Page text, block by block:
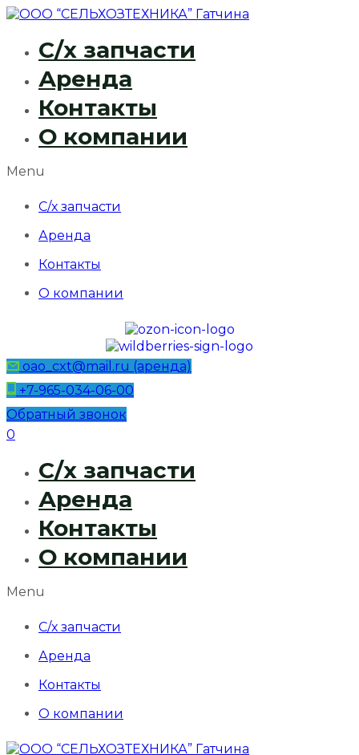
С/х запчасти
Аренда
Контакты
О компании
Menu
С/х запчасти
Аренда
Контакты
О компании
oao_cxt@mail.ru (аренда)
+7-965-034-06-00
Обратный звонок
0
С/х запчасти
Аренда
Контакты
О компании
Menu
С/х запчасти
Аренда
Контакты
О компании